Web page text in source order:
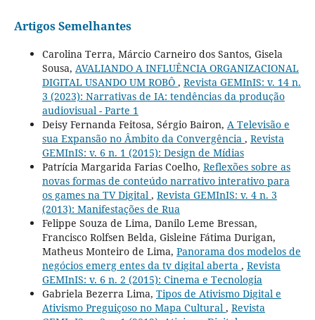
Artigos Semelhantes
Carolina Terra, Márcio Carneiro dos Santos, Gisela
Sousa, AVALIANDO A INFLUÊNCIA ORGANIZACIONAL
DIGITAL USANDO UM ROBÔ , Revista GEMInIS: v. 14 n.
3 (2023): Narrativas de IA: tendências da produção
audiovisual - Parte 1
Deisy Fernanda Feitosa, Sérgio Bairon, A Televisão e
sua Expansão no Âmbito da Convergência , Revista
GEMInIS: v. 6 n. 1 (2015): Design de Mídias
Patrícia Margarida Farias Coelho, Reflexões sobre as
novas formas de conteúdo narrativo interativo para
os games na TV Digital , Revista GEMInIS: v. 4 n. 3
(2013): Manifestações de Rua
Felippe Souza de Lima, Danilo Leme Bressan,
Francisco Rolfsen Belda, Gisleine Fátima Durigan,
Matheus Monteiro de Lima, Panorama dos modelos de
negócios emerg entes da tv digital aberta , Revista
GEMInIS: v. 6 n. 2 (2015): Cinema e Tecnologia
Gabriela Bezerra Lima, Tipos de Ativismo Digital e
Ativismo Preguiçoso no Mapa Cultural , Revista